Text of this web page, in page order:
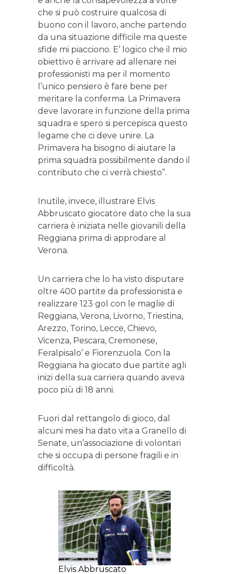
che si può costruire qualcosa di
buono con il lavoro, anche partendo
da una situazione difficile ma queste
sfide mi piacciono. E’ logico che il mio
obiettivo è arrivare ad allenare nei
professionisti ma per il momento
l’unico pensiero è fare bene per
meritare la conferma. La Primavera
deve lavorare in funzione della prima
squadra e spero si percepisca questo
legame che ci deve unire. La
Primavera ha bisogno di aiutare la
prima squadra possibilmente dando il
contributo che ci verrà chiesto”.
Inutile, invece, illustrare Elvis
Abbruscato giocatore dato che la sua
carriera è iniziata nelle giovanili della
Reggiana prima di approdare al
Verona.
Un carriera che lo ha visto disputare
oltre 400 partite da professionista e
realizzare 123 gol con le maglie di
Reggiana, Verona, Livorno, Triestina,
Arezzo, Torino, Lecce, Chievo,
Vicenza, Pescara, Cremonese,
Feralpisalo’ e Fiorenzuola. Con la
Reggiana ha giocato due partite agli
inizi della sua carriera quando aveva
poco più di 18 anni.
Fuori dal rettangolo di gioco, dal
alcuni mesi ha dato vita a Granello di
Senate, un’associazione di volontari
che si occupa di persone fragili e in
difficoltà.
Elvis Abbruscato